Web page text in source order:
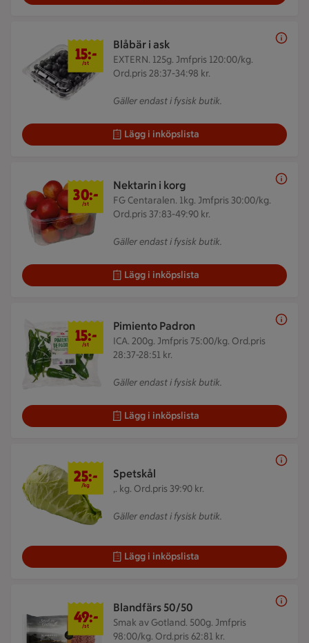
Blåbär i ask
EXTERN. 125g. Jmfpris 120:00/kg.
Ord.pris 28:37-34:98 kr.
Gäller endast i fysisk butik.
15 kr/st
15:-
/st
Lägg i inköpslista
Nektarin i korg
FG Centaralen. 1kg. Jmfpris 30:00/kg.
Ord.pris 37:83-49:90 kr.
Gäller endast i fysisk butik.
30 kr/st
30:-
/st
Lägg i inköpslista
Pimiento Padron
ICA. 200g. Jmfpris 75:00/kg. Ord.pris
28:37-28:51 kr.
Gäller endast i fysisk butik.
15 kr/st
15:-
/st
Lägg i inköpslista
Spetskål
,. kg. Ord.pris 39:90 kr.
Gäller endast i fysisk butik.
25 kr/kg
25:-
/kg
Lägg i inköpslista
Blandfärs 50/50
Smak av Gotland. 500g. Jmfpris
98:00/kg. Ord.pris 62:81 kr.
49 kr/st
49:-
/st